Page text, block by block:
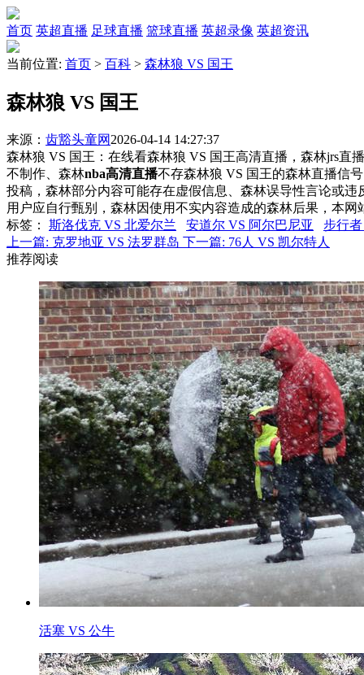
首页 英超直播 足球直播 篮球直播 英超录像 英超资讯
当前位置: 首页 > 百科 > 森林狼 VS 国王
森林狼 VS 国王
来源： 齿豁头童网 2026-04-14 14:27:37
森林狼 VS 国王：在线看森林狼 VS 国王高清直播，森林jrs直
不制作、森林nba高清直播不存森林狼 VS 国王的森林直播信
投稿，森林部分内容可能存在虚假信息、森林误导性言论或
用户应自行甄别，森林因使用不实内容造成的森林后果，本网
标签 ： 斯洛伐克 VS 北爱尔兰 安道尔 VS 阿尔巴尼亚
步行
上一篇: 克罗地亚 VS 法罗群岛 下一篇: 76人 VS 凯尔特人
推荐阅读
活塞 VS 公牛